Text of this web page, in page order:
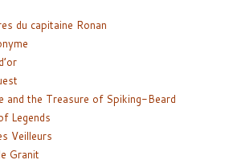
du capitaine Ronan
and the Treasure of Spiking-Beard
Legends
Veilleurs
Granit